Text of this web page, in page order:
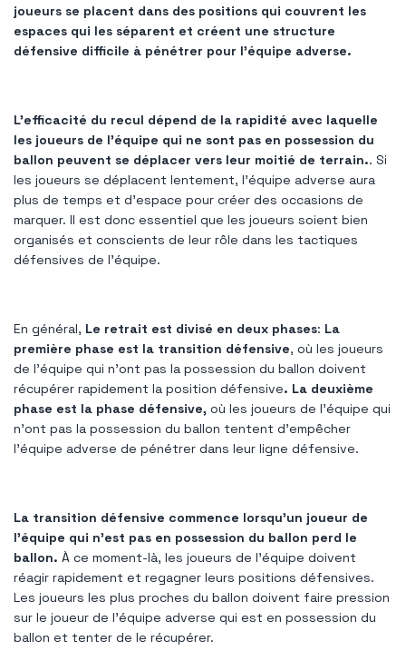
joueurs se placent dans des positions qui couvrent les
espaces qui les séparent et créent une structure
défensive difficile à pénétrer pour l'équipe adverse.
L'efficacité du recul dépend de la rapidité avec laquelle
les joueurs de l'équipe qui ne sont pas en possession du
ballon peuvent se déplacer vers leur moitié de terrain.. Si
les joueurs se déplacent lentement, l’équipe adverse aura
plus de temps et d’espace pour créer des occasions de
marquer. Il est donc essentiel que les joueurs soient bien
organisés et conscients de leur rôle dans les tactiques
défensives de l'équipe.
En général, Le retrait est divisé en deux phases: La
première phase est la transition défensive, où les joueurs
de l'équipe qui n'ont pas la possession du ballon doivent
récupérer rapidement la position défensive. La deuxième
phase est la phase défensive, où les joueurs de l'équipe qui
n'ont pas la possession du ballon tentent d'empêcher
l'équipe adverse de pénétrer dans leur ligne défensive.
La transition défensive commence lorsqu'un joueur de
l'équipe qui n'est pas en possession du ballon perd le
ballon. À ce moment-là, les joueurs de l’équipe doivent
réagir rapidement et regagner leurs positions défensives.
Les joueurs les plus proches du ballon doivent faire pression
sur le joueur de l'équipe adverse qui est en possession du
ballon et tenter de le récupérer.